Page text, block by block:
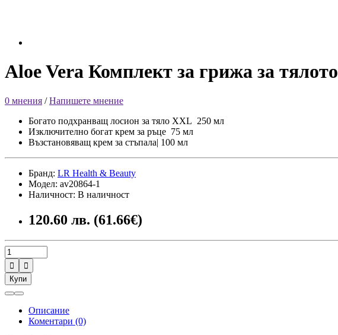
Aloe Vera Комплект за грижа за тялото
0 мнения /Напишете мнение
Богато подхранващ лосион за тяло XXL 250 мл
Изключително богат крем за ръце 75 мл
Възстановяващ крем за стъпала| 100 мл
Бранд: LR Health & Beauty
Модел: av20864-1
Наличност: В наличност
120.60 лв. (61.66€)


Купи
Описание
Коментари (0)